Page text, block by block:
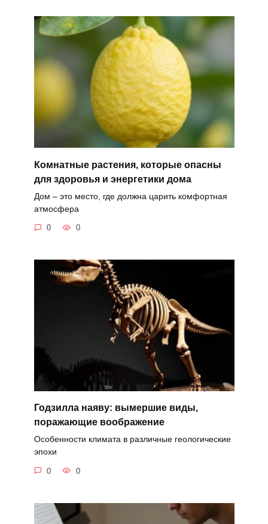
Комнатные растения, которые опасны
для здоровья и энергетики дома
Дом – это место, где должна царить комфортная
атмосфера
0 0
Годзилла наяву: вымершие виды,
поражающие воображение
Особенности климата в различные геологические
эпохи
0 0